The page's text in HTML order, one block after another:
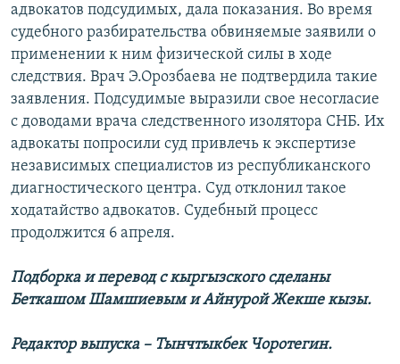
АЗАТТЫК+
ЫҢГАЙСЫЗ СУРООЛОР
ЭЕ/АРнун бардык сайттары
адвокатов подсудимых, дала показания. Во время
судебного разбирательства обвиняемые заявили о
применении к ним физической силы в ходе
следствия. Врач Э.Орозбаева не подтвердила такие
заявления. Подсудимые выразили свое несогласие
с доводами врача следственного изолятора СНБ. Их
адвокаты попросили суд привлечь к экспертизе
независимых специалистов из республиканского
диагностического центра. Суд отклонил такое
ходатайство адвокатов. Судебный процесс
продолжится 6 апреля.
Подборка и перевод с кыргызского сделаны
Беткашом Шамшиевым и Айнурой Жекше кызы.
Редактор выпуска – Тынчтыкбек Чоротегин.